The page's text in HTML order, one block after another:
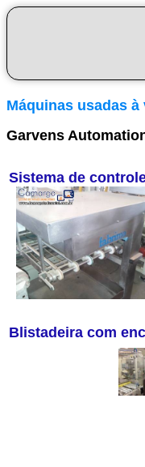
Máquinas usadas à
Garvens
Sistema de
Blistadeira com